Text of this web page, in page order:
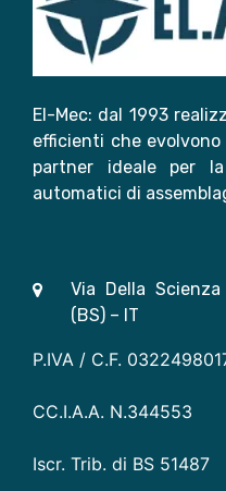
El-Mec: dal 1993
efficienti che
partner ideale per
automatici di
Via Della
(BS) – IT
P.IVA / C.F.
CC.I.A.A. N.344553
Iscr. Trib. di BS 51487